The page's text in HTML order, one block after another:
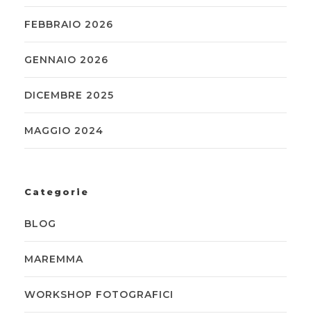
FEBBRAIO 2026
GENNAIO 2026
DICEMBRE 2025
MAGGIO 2024
Categorie
BLOG
MAREMMA
WORKSHOP FOTOGRAFICI